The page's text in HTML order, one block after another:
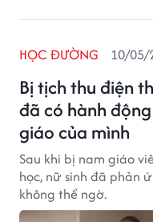
Bị tịch thu điện
đã có hành
giáo của mình
HỌC ĐƯỜNG 10/05/
Sau khi bị nam giáo
học, nữ sinh đã phản
không thể ngờ.